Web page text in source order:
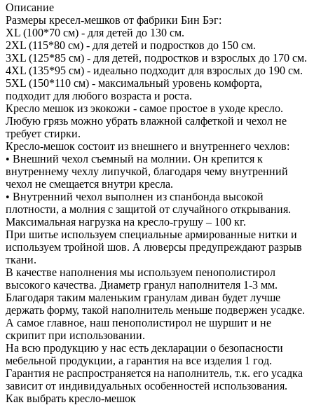
Описание
Размеры кресел-мешков от фабрики Бин Бэг:
XL (100*70 см) - для детей до 130 см.
2XL (115*80 см) - для детей и подростков до 150 см.
3XL (125*85 см) - для детей, подростков и взрослых до 170 см.
4XL (135*95 см) - идеально подходит для взрослых до 190 см.
5XL (150*110 см) - максимальный уровень комфорта,
подходит для любого возраста и роста.
Кресло мешок из экокожи - самое простое в уходе кресло.
Любую грязь можно убрать влажной салфеткой и чехол не
требует стирки.
Кресло-мешок состоит из внешнего и внутреннего чехлов:
• Внешний чехол съемный на молнии. Он крепится к
внутреннему чехлу липучкой, благодаря чему внутренний
чехол не смещается внутри кресла.
• Внутренний чехол выполнен из спанбонда высокой
плотности, а молния с защитой от случайного открывания.
Максимальная нагрузка на кресло-грушу – 100 кг.
При шитье используем специальные армированные нитки и
используем тройной шов. А люверсы предупреждают разрыв
ткани.
В качестве наполнения мы используем пенополистирол
высокого качества. Диаметр гранул наполнителя 1-3 мм.
Благодаря таким маленьким гранулам диван будет лучше
держать форму, такой наполнитель меньше подвержен усадке.
А самое главное, наш пенополистирол не шуршит и не
скрипит при использовании.
На всю продукцию у нас есть декларации о безопасности
мебельной продукции, а гарантия на все изделия 1 год.
Гарантия не распространяется на наполнитель, т.к. его усадка
зависит от индивидуальных особенностей использования.
Как выбрать кресло-мешок